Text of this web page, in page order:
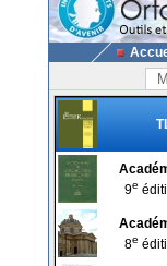
9e
8e